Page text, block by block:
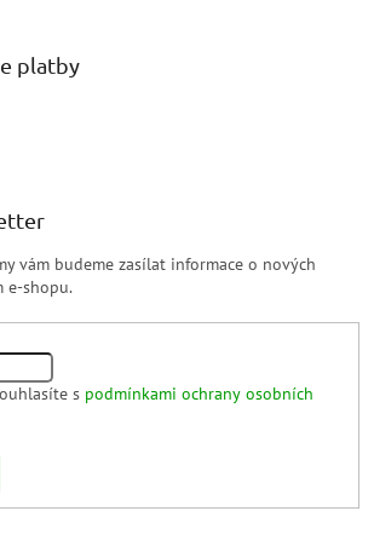
platby
vám budeme zasílat informace o nových
e-shopu.
s podmínkami ochrany osobních